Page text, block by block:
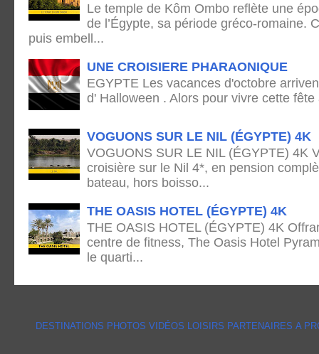
Le temple de Kôm Ombo reflète une
de l’Égypte, sa période gréco-romaine.
puis embell...
UNE CROISIERE PHARAONIQUE
EGYPTE Les vacances d'octobre
d' Halloween . Alors pour vivre cette
VOGUONS SUR LE NIL (ÉGYPTE) 4K
VOGUONS SUR LE NIL (ÉGYPTE) 4K
croisière sur le Nil 4*, en pension
bateau, hors boisso...
THE OASIS HOTEL (ÉGYPTE) 4K
THE OASIS HOTEL (ÉGYPTE) 4K
centre de fitness, The Oasis Hotel
le quarti...
DESTINATIONS PHOTOS VIDÉOS LOISIRS PARTENAIRES A